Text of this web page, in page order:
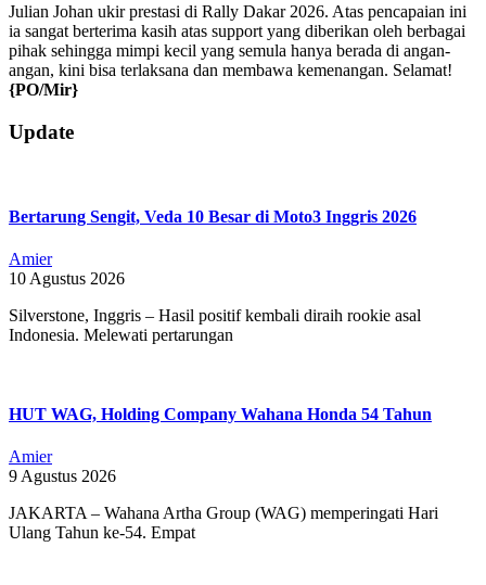
Julian Johan ukir prestasi di Rally Dakar 2026. Atas pencapaian ini
ia sangat berterima kasih atas support yang diberikan oleh berbagai
pihak sehingga mimpi kecil yang semula hanya berada di angan-
angan, kini bisa terlaksana dan membawa kemenangan. Selamat!
{PO/Mir}
2026-
01-
Update
Bertarung Sengit, Veda 10 Besar di Moto3 Inggris 2026
Amier
10 Agustus 2026
Silverstone, Inggris – Hasil positif kembali diraih rookie asal
Indonesia. Melewati pertarungan
HUT WAG, Holding Company Wahana Honda 54 Tahun
Amier
9 Agustus 2026
JAKARTA – Wahana Artha Group (WAG) memperingati Hari
Ulang Tahun ke-54. Empat